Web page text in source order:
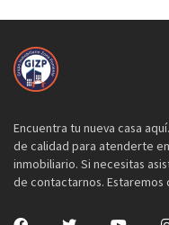
Encuentra tu nueva casa
de calidad para atenderte
inmobiliario. Si necesitas
de contactarnos. Estaremos